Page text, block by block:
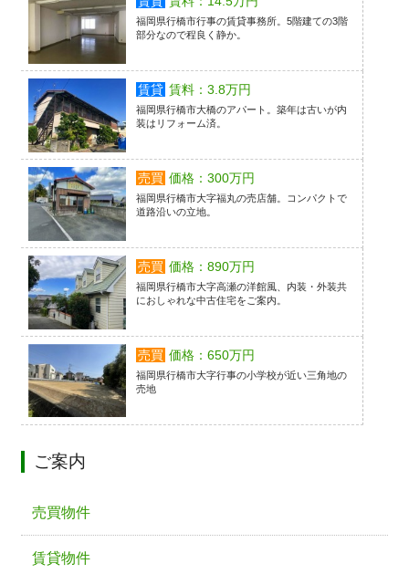
福岡県行橋市行事の賃貸事務所。5階建ての3階
部分なので程良く静か。
賃貸 賃料：3.8万円
福岡県行橋市大橋のアパート。築年は古いが内
装はリフォーム済。
売買 価格：300万円
福岡県行橋市大字福丸の売店舗。コンパクトで
道路沿いの立地。
売買 価格：890万円
福岡県行橋市大字高瀬の洋館風、内装・外装共
におしゃれな中古住宅をご案内。
売買 価格：650万円
福岡県行橋市大字行事の小学校が近い三角地の
売地
ご案内
売買物件
賃貸物件